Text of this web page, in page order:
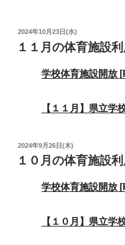
投
稿
日:
2024年10月23日(水)
１１月の体育施設
学校体育施設開放
【１１月】県立学
投
稿
日:
2024年9月26日(木)
１０月の体育施設
学校体育施設開放
【１０月】県立学